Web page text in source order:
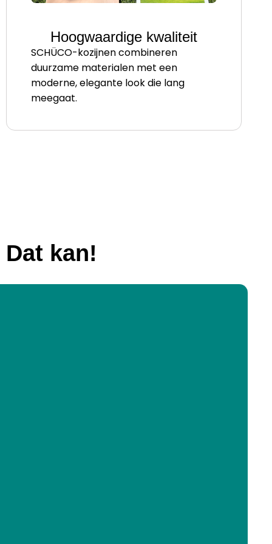
Hoogwaardige kwaliteit
SCHÜCO-kozijnen combineren
duurzame materialen met een
moderne, elegante look die lang
meegaat.
kan!